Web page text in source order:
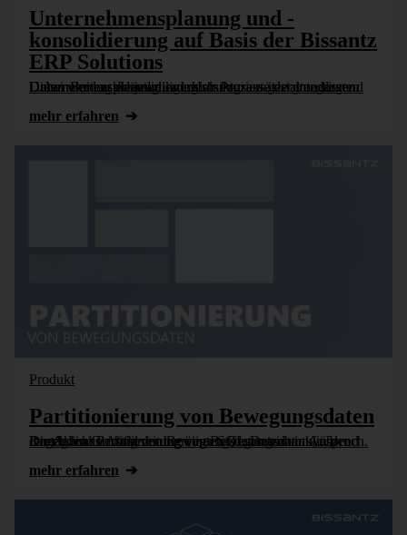
Unternehmensplanung und -
konsolidierung auf Basis der Bissantz
ERP Solutions
Dieser Beitrag erläutert, wie sich Prozesse der integrierten Unternehmensplanung und der Unternehmenskonsolidierung strukturiert gestalten lassen. Dabei werden die jeweiligen Lösungsansätze grundlegend [...]
mehr erfahren
Produkt
Partitionierung von Bewegungsdaten
Die Aktualisierung von Bewegungsdaten nimmt während der täglichen Aufbereitung einer SQL-Datenbank in der Regel den Großteil der benötigten Gesamtzeit in Anspruch. Durch eine Partitionierung von Bewegungsdaten [...]
mehr erfahren